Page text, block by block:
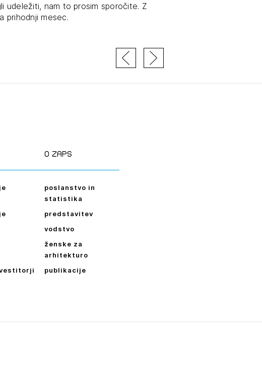
udeležiti, nam to prosim sporočite. Z
prihodnji mesec.
O zaps
poslanstvo in
statistika
predstavitev
vodstvo
ženske za
arhitekturo
publikacije